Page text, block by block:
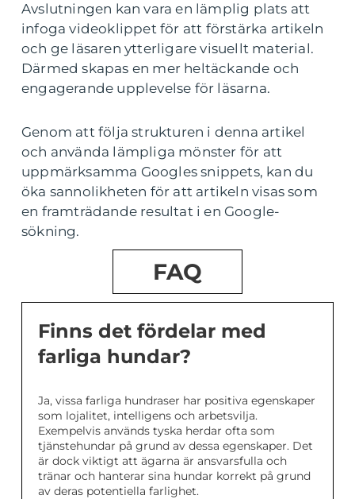
Avslutningen kan vara en lämplig plats att
infoga videoklippet för att förstärka artikeln
och ge läsaren ytterligare visuellt material.
Därmed skapas en mer heltäckande och
engagerande upplevelse för läsarna.
Genom att följa strukturen i denna artikel
och använda lämpliga mönster för att
uppmärksamma Googles snippets, kan du
öka sannolikheten för att artikeln visas som
en framträdande resultat i en Google-
sökning.
FAQ
Finns det fördelar med
farliga hundar?
Ja, vissa farliga hundraser har positiva egenskaper
som lojalitet, intelligens och arbetsvilja.
Exempelvis används tyska herdar ofta som
tjänstehundar på grund av dessa egenskaper. Det
är dock viktigt att ägarna är ansvarsfulla och
tränar och hanterar sina hundar korrekt på grund
av deras potentiella farlighet.